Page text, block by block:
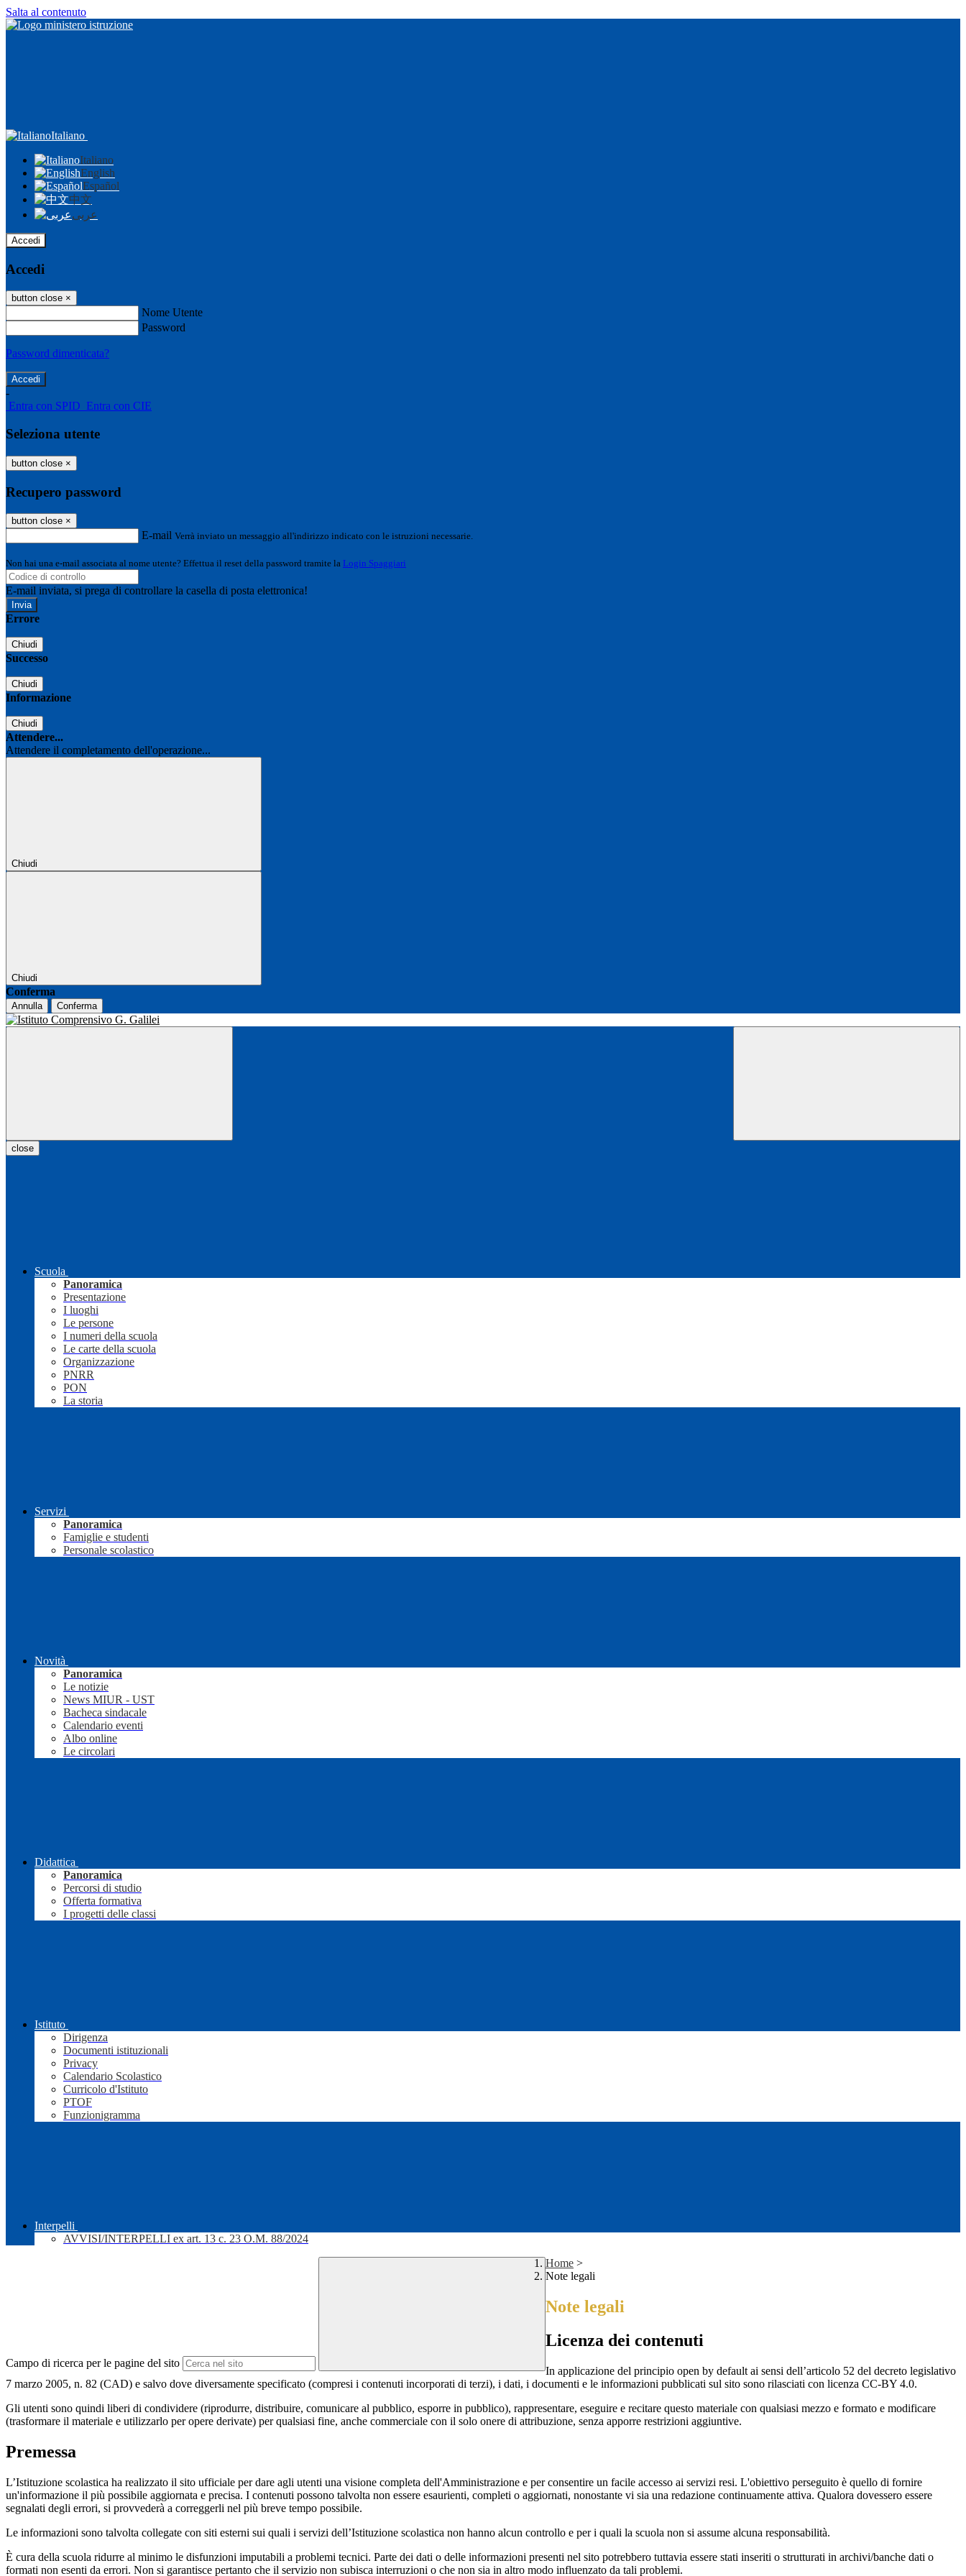
Salta al contenuto
Italiano
Italiano
English
Español
中文
عربى
Accedi
Accedi
button close ×
Nome Utente
Password
Password dimenticata?
-
Entra con SPID Entra con CIE
Seleziona utente
button close ×
Recupero password
button close ×
E-mail Verrà inviato un messaggio all'indirizzo indicato con le istruzioni necessarie.
Non hai una e-mail associata al nome utente? Effettua il reset della password tramite la Login Spaggiari
E-mail inviata, si prega di controllare la casella di posta elettronica!
Errore
Chiudi
Successo
Chiudi
Informazione
Chiudi
Attendere...
Attendere il completamento dell'operazione...
Chiudi
Chiudi
Conferma
Annulla Conferma
close
Scuola
Panoramica
Presentazione
I luoghi
Le persone
I numeri della scuola
Le carte della scuola
Organizzazione
PNRR
PON
La storia
Servizi
Panoramica
Famiglie e studenti
Personale scolastico
Novità
Panoramica
Le notizie
News MIUR - UST
Bacheca sindacale
Calendario eventi
Albo online
Le circolari
Didattica
Panoramica
Percorsi di studio
Offerta formativa
I progetti delle classi
Istituto
Dirigenza
Documenti istituzionali
Privacy
Calendario Scolastico
Curricolo d'Istituto
PTOF
Funzionigramma
Interpelli
AVVISI/INTERPELLI ex art. 13 c. 23 O.M. 88/2024
Campo di ricerca per le pagine del sito
Home >
Note legali
Note legali
Licenza dei contenuti
In applicazione del principio open by default ai sensi dell’articolo 52 del decreto legislativo
7 marzo 2005, n. 82 (CAD) e salvo dove diversamente specificato (compresi i contenuti incorporati di terzi), i dati, i documenti e le informazioni pubblicati sul sito sono rilasciati con licenza CC-BY 4.0.
Gli utenti sono quindi liberi di condividere (riprodurre, distribuire, comunicare al pubblico, esporre in pubblico), rappresentare, eseguire e recitare questo materiale con qualsiasi mezzo e formato e modificare
(trasformare il materiale e utilizzarlo per opere derivate) per qualsiasi fine, anche commerciale con il solo onere di attribuzione, senza apporre restrizioni aggiuntive.
Premessa
L’Istituzione scolastica ha realizzato il sito ufficiale per dare agli utenti una visione completa dell'Amministrazione e per consentire un facile accesso ai servizi resi. L'obiettivo perseguito è quello di fornire
un'informazione il più possibile aggiornata e precisa. I contenuti possono talvolta non essere esaurienti, completi o aggiornati, nonostante vi sia una redazione continuamente attiva. Qualora dovessero essere
segnalati degli errori, si provvederà a correggerli nel più breve tempo possibile.
Le informazioni sono talvolta collegate con siti esterni sui quali i servizi dell’Istituzione scolastica non hanno alcun controllo e per i quali la scuola non si assume alcuna responsabilità.
È cura della scuola ridurre al minimo le disfunzioni imputabili a problemi tecnici. Parte dei dati o delle informazioni presenti nel sito potrebbero tuttavia essere stati inseriti o strutturati in archivi/banche dati o
formati non esenti da errori. Non si garantisce pertanto che il servizio non subisca interruzioni o che non sia in altro modo influenzato da tali problemi.